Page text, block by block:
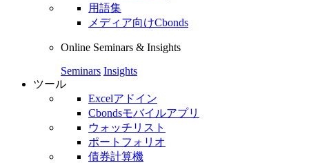
用語集
メディア向けCbonds
Online Seminars & Insights
Seminars Insights
ツール
Excelアドイン
Cbondsモバイルアプリ
ウォッチリスト
ポートフォリオ
債券計算機